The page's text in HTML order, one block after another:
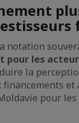
notation
pour les
la
financements
pour